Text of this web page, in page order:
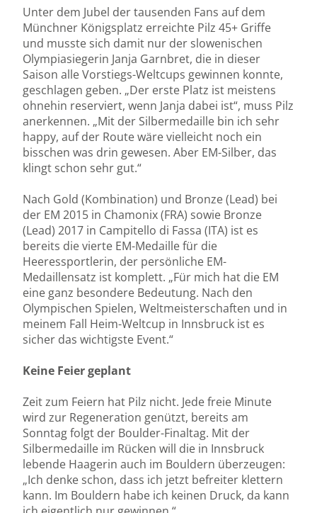
Unter dem Jubel der tausenden Fans auf dem
Münchner Königsplatz erreichte Pilz 45+ Griffe
und musste sich damit nur der slowenischen
Olympiasiegerin Janja Garnbret, die in dieser
Saison alle Vorstiegs-Weltcups gewinnen konnte,
geschlagen geben. „Der erste Platz ist meistens
ohnehin reserviert, wenn Janja dabei ist“, muss Pilz
anerkennen. „Mit der Silbermedaille bin ich sehr
happy, auf der Route wäre vielleicht noch ein
bisschen was drin gewesen. Aber EM-Silber, das
klingt schon sehr gut.“
Nach Gold (Kombination) und Bronze (Lead) bei
der EM 2015 in Chamonix (FRA) sowie Bronze
(Lead) 2017 in Campitello di Fassa (ITA) ist es
bereits die vierte EM-Medaille für die
Heeressportlerin, der persönliche EM-
Medaillensatz ist komplett. „Für mich hat die EM
eine ganz besondere Bedeutung. Nach den
Olympischen Spielen, Weltmeisterschaften und in
meinem Fall Heim-Weltcup in Innsbruck ist es
sicher das wichtigste Event.“
Keine Feier geplant
Zeit zum Feiern hat Pilz nicht. Jede freie Minute
wird zur Regeneration genützt, bereits am
Sonntag folgt der Boulder-Finaltag. Mit der
Silbermedaille im Rücken will die in Innsbruck
lebende Haagerin auch im Bouldern überzeugen:
„Ich denke schon, dass ich jetzt befreiter klettern
kann. Im Bouldern habe ich keinen Druck, da kann